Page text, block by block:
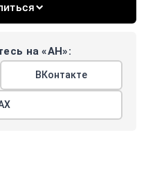
на «АН»:
ВКонтакте